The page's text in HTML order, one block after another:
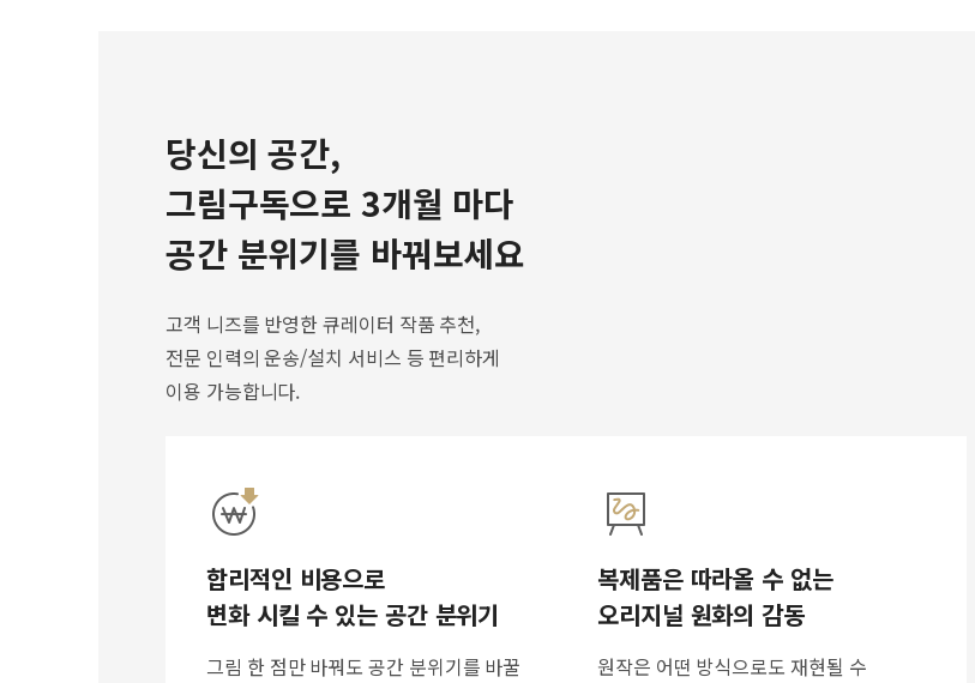
당신의 공간,
그림구독으로 3개월 마다
공간 분위기를 바꿔보세요
고객 니즈를 반영한 큐레이터 작품 추천,
전문 인력의 운송/설치 서비스 등 편리하게
이용 가능합니다.
합리적인 비용으로
변화 시킬 수 있는 공간 분위기
그림 한 점만 바꿔도 공간 분위기를 바꿀
복제품은 따라올 수 없는
오리지널 원화의 감동
원작은 어떤 방식으로도 재현될 수